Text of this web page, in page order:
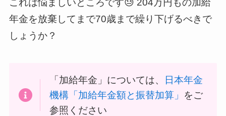
これは悩ましいところです😓 204万円もの加給
年金を放棄してまで70歳まで繰り下げるべきで
しょうか？
「加給年金」については、
日本年金
機構「加給年金額と振替加算」
をご
参照ください